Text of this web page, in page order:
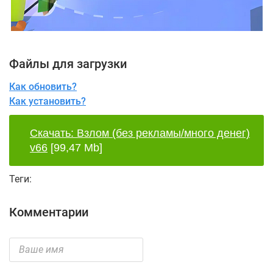
Файлы для загрузки
Как обновить?
Как установить?
Скачать: Взлом (без рекламы/много денег)
v66 [99,47 Mb]
Теги:
Комментарии